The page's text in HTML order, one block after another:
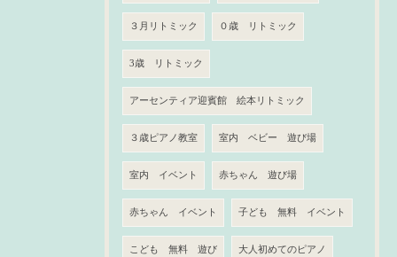
３月リトミック ０歳 リトミック
3歳 リトミック
アーセンティア迎賓館 絵本リトミック
３歳ピアノ教室 室内 ベビー 遊び場
室内 イベント 赤ちゃん 遊び場
赤ちゃん イベント 子ども 無料 イベント
こども 無料 遊び 大人初めてのピアノ